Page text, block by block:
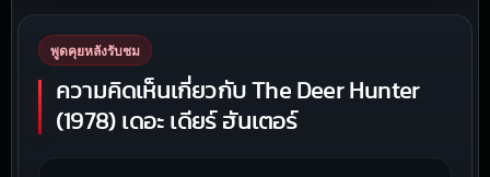
พูดคุยหลังรับชม
ความคิดเห็นเกี่ยวกับ The Deer Hunter
(1978) เดอะ เดียร์ ฮันเตอร์